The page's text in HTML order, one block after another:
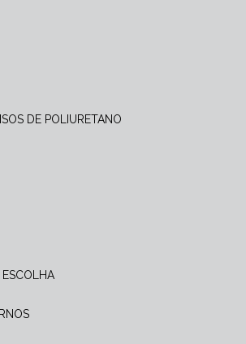
DE POLIURETANO
ESCOLHA